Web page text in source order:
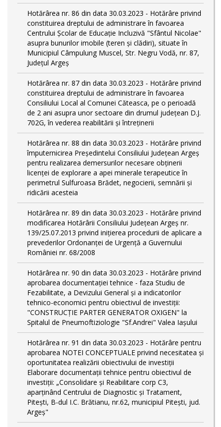
Hotărârea nr. 86 din data 30.03.2023 - Hotărâre privind
constituirea dreptului de administrare în favoarea
Centrului Școlar de Educație Incluzivă "Sfântul Nicolae"
asupra bunurilor imobile (teren și clădiri), situate în
Municipiul Câmpulung Muscel, Str. Negru Vodă, nr. 87,
Județul Argeș
Hotărârea nr. 87 din data 30.03.2023 - Hotărâre privind
constituirea dreptului de administrare în favoarea
Consiliului Local al Comunei Căteasca, pe o perioadă
de 2 ani asupra unor sectoare din drumul județean D.J.
702G, în vederea reabilitării și întreținerii
Hotărârea nr. 88 din data 30.03.2023 - Hotărâre privind
împuternicirea Președintelui Consiliului Județean Argeș
pentru realizarea demersurilor necesare obținerii
licenței de explorare a apei minerale terapeutice în
perimetrul Sulfuroasa Brădet, negocierii, semnării și
ridicării acesteia
Hotărârea nr. 89 din data 30.03.2023 - Hotărâre privind
modificarea Hotărârii Consiliului Județean Argeș nr.
139/25.07.2013 privind inițierea procedurii de aplicare a
prevederilor Ordonanței de Urgență a Guvernului
României nr. 68/2008
Hotărârea nr. 90 din data 30.03.2023 - Hotărâre privind
aprobarea documentației tehnice - faza Studiu de
Fezabilitate, a Devizului General și a indicatorilor
tehnico-economici pentru obiectivul de investiții:
"CONSTRUCȚIE PARTER GENERATOR OXIGEN" la
Spitalul de Pneumoftiziologie "Sf.Andrei" Valea Iașului
Hotărârea nr. 91 din data 30.03.2023 - Hotărâre pentru
aprobarea NOTEI CONCEPTUALE privind necesitatea și
oportunitatea realizării obiectivului de investiții
Elaborare documentații tehnice pentru obiectivul de
investiţii: „Consolidare și Reabilitare corp C3,
aparținând Centrului de Diagnostic și Tratament,
Pitești, B-dul I.C. Brătianu, nr.62, municipiul Pitești, jud.
Argeș"